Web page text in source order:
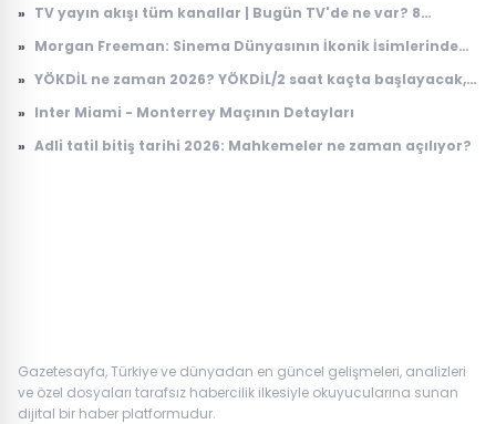
» TV yayın akışı tüm kanallar | Bugün TV'de ne var? 8
» Morgan Freeman: Sinema Dünyasının İkonik İsimlerinden
» YÖKDİL ne zaman 2026? YÖKDİL/2 saat kaçta başlayacak,
» Inter Miami - Monterrey Maçının Detayları
» Adli tatil bitiş tarihi 2026: Mahkemeler ne zaman açılıyor?
Gazetesayfa, Türkiye ve dünyadan en güncel gelişmeleri, analizleri
ve özel dosyaları tarafsız habercilik ilkesiyle okuyucularına sunan
dijital bir haber platformudur.